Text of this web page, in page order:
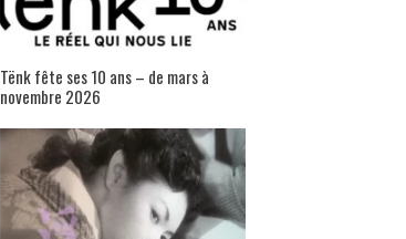
Tënk fête ses 10 ans – de mars à
novembre 2026